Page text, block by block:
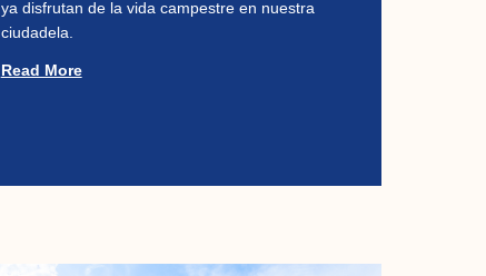
ya disfrutan de la vida campestre en nuestra
ciudadela.
Read More